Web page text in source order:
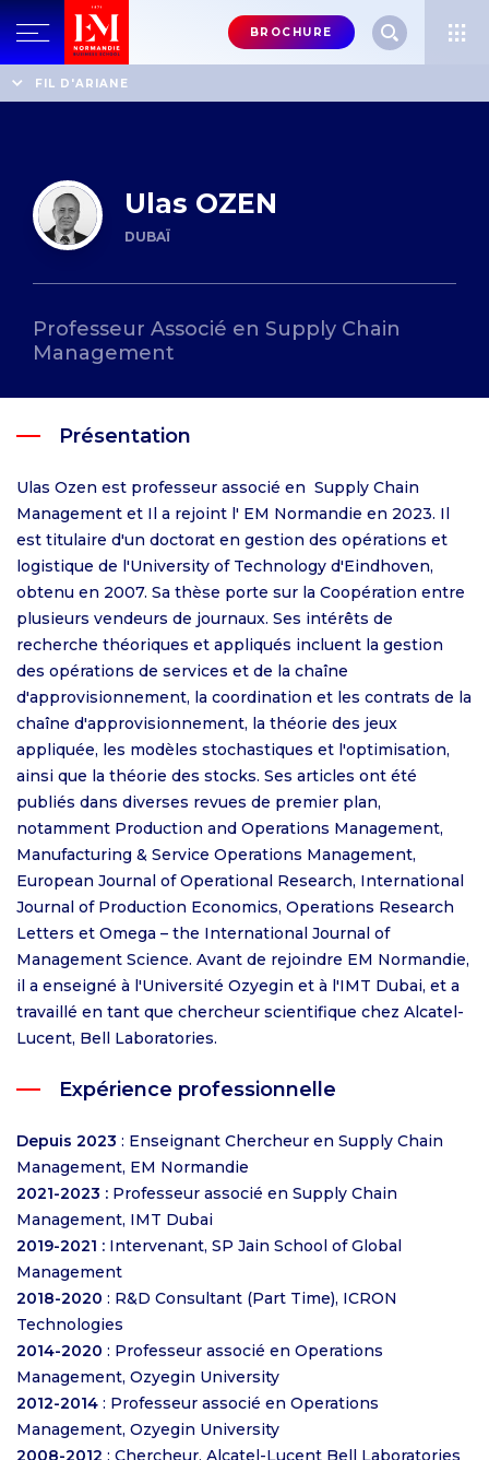
Menu
header-
right
BROCHURE
FIL D'ARIANE
Accueil
Ulas OZEN
DUBAÏ
Professeur Associé en Supply Chain
Management
Présentation
Ulas Ozen est professeur associé en Supply Chain
Management et Il a rejoint l' EM Normandie en 2023. Il
est titulaire d'un doctorat en gestion des opérations et
logistique de l'University of Technology d'Eindhoven,
obtenu en 2007. Sa thèse porte sur la Coopération entre
plusieurs vendeurs de journaux. Ses intérêts de
recherche théoriques et appliqués incluent la gestion
des opérations de services et de la chaîne
d'approvisionnement, la coordination et les contrats de la
chaîne d'approvisionnement, la théorie des jeux
appliquée, les modèles stochastiques et l'optimisation,
ainsi que la théorie des stocks. Ses articles ont été
publiés dans diverses revues de premier plan,
notamment Production and Operations Management,
Manufacturing & Service Operations Management,
European Journal of Operational Research, International
Journal of Production Economics, Operations Research
Letters et Omega – the International Journal of
Management Science. Avant de rejoindre EM Normandie,
il a enseigné à l'Université Ozyegin et à l'IMT Dubai, et a
travaillé en tant que chercheur scientifique chez Alcatel-
Lucent, Bell Laboratories.
Expérience professionnelle
Depuis 2023 : Enseignant Chercheur en Supply Chain
Management, EM Normandie
2021-2023 : Professeur associé en Supply Chain
Management, IMT Dubai
2019-2021 : Intervenant, SP Jain School of Global
Management
2018-2020 : R&D Consultant (Part Time), ICRON
Technologies
2014-2020 : Professeur associé en Operations
Management, Ozyegin University
2012-2014 : Professeur associé en Operations
Management, Ozyegin University
2008-2012 : Chercheur, Alcatel-Lucent Bell Laboratories